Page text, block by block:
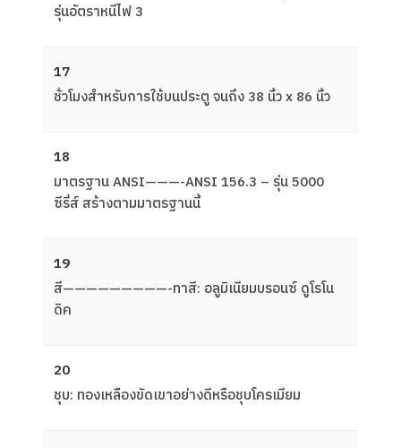
รุ่นอัตราหนีไฟ 3
17
ชั่วโมงสำหรับการใช้บนประตู จนถึง 38 นิ้ว x 86 นิ้ว
18
มาตรฐาน ANSI———-ANSI 156.3 – รุ่น 5000
ซีรี่ส์ สร้างตามมาตรฐานนี้
19
สี—————————-ทาสี: อลูมิเนียมบรอนซ์ ดูโรโน
ดิค
20
ชุบ: ทองเหลืองขัดเขาอย่างดีหรือชุบโครเมียม